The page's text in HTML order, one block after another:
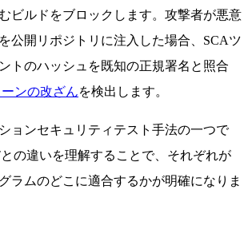
ビルドをブロックします。攻撃者が悪意
公開リポジトリに注入した場合、SCAツ
トのハッシュを既知の正規署名と照合
ンの改ざんを検出します。
ョンセキュリティテスト手法の一つで
の違いを理解することで、それぞれが
ラムのどこに適合するかが明確になりま